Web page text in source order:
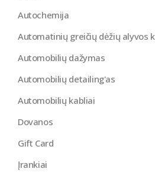
Autochemija
Automatinių greičių dėžių alyvos
Automobilių dažymas
Automobilių detailing'as
Automobilių kabliai
Dovanos
Gift Card
Įrankiai